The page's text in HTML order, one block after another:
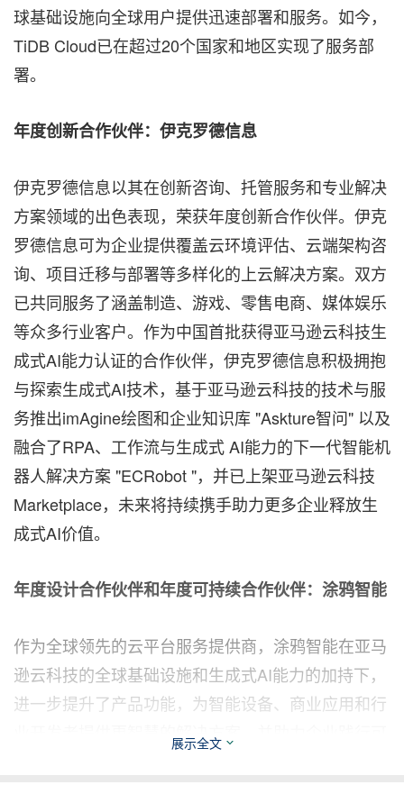
球基础设施向全球用户提供迅速部署和服务。如今，
TiDB Cloud已在超过20个国家和地区实现了服务部
署。
年度创新合作伙伴：伊克罗德信息
伊克罗德信息以其在创新咨询、托管服务和专业解决
方案领域的出色表现，荣获年度创新合作伙伴。伊克
罗德信息可为企业提供覆盖云环境评估、云端架构咨
询、项目迁移与部署等多样化的上云解决方案。双方
已共同服务了涵盖制造、游戏、零售电商、媒体娱乐
等众多行业客户。作为中国首批获得亚马逊云科技生
成式AI能力认证的合作伙伴，伊克罗德信息积极拥抱
与探索生成式AI技术，基于亚马逊云科技的技术与服
务推出imAgine绘图和企业知识库 "Askture智问" 以及
融合了RPA、工作流与生成式 AI能力的下一代智能机
器人解决方案 "ECRobot "，并已上架亚马逊云科技
Marketplace，未来将持续携手助力更多企业释放生
成式AI价值。
年度设计合作伙伴和年度可持续合作伙伴：涂鸦智能
作为全球领先的云平台服务提供商，涂鸦智能在亚马
逊云科技的全球基础设施和生成式AI能力的加持下，
进一步提升了产品功能，为智能设备、商业应用和行
业开发者提供更智慧的解决方案，并助力企业践行可
展示全文